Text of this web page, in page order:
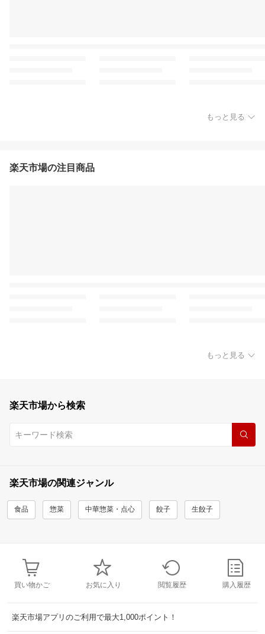
もっと見る
楽天市場の注目商品
もっと見る
楽天市場から検索
楽天市場の関連ジャンル
食品 惣菜 中華惣菜・点心 餃子 生餃子
買い物かご お気に入り 閲覧履歴 購入履歴
楽天市場アプリのご利用で最大1,000ポイント！